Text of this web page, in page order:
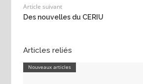
Article suivant
Des nouvelles du CERIU
Articles reliés
Nouveaux articles